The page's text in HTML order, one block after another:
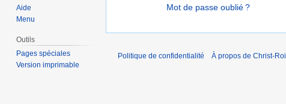
Mot de passe oublié ?
Aide
Menu
Outils
Pages spéciales
Version imprimable
Politique de confidentialité À propos de Christ-Roi